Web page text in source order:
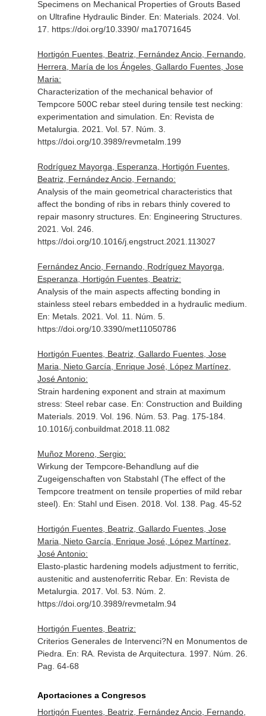
Specimens on Mechanical Properties of Grouts Based
on Ultrafine Hydraulic Binder. En: Materials. 2024. Vol.
17. https://doi.org/10.3390/ ma17071645
Hortigón Fuentes, Beatriz, Fernández Ancio, Fernando,
Herrera, María de los Ángeles, Gallardo Fuentes, Jose
Maria:
Characterization of the mechanical behavior of
Tempcore 500C rebar steel during tensile test necking:
experimentation and simulation. En: Revista de
Metalurgia . 2021. Vol. 57. Núm. 3.
https://doi.org/10.3989/revmetalm.199
Rodríguez Mayorga, Esperanza, Hortigón Fuentes,
Beatriz, Fernández Ancio, Fernando:
Analysis of the main geometrical characteristics that
affect the bonding of ribs in rebars thinly covered to
repair masonry structures. En: Engineering Structures.
2021. Vol. 246.
https://doi.org/10.1016/j.engstruct.2021.113027
Fernández Ancio, Fernando, Rodríguez Mayorga,
Esperanza, Hortigón Fuentes, Beatriz:
Analysis of the main aspects affecting bonding in
stainless steel rebars embedded in a hydraulic medium.
En: Metals. 2021. Vol. 11. Núm. 5.
https://doi.org/10.3390/met11050786
Hortigón Fuentes, Beatriz, Gallardo Fuentes, Jose
Maria, Nieto García, Enrique José, López Martínez,
José Antonio:
Strain hardening exponent and strain at maximum
stress: Steel rebar case. En: Construction and Building
Materials. 2019. Vol. 196. Núm. 53. Pag. 175-184.
10.1016/j.conbuildmat.2018.11.082
Muñoz Moreno, Sergio:
Wirkung der Tempcore-Behandlung auf die
Zugeigenschaften von Stabstahl (The effect of the
Tempcore treatment on tensile properties of mild rebar
steel). En: Stahl und Eisen . 2018. Vol. 138. Pag. 45-52
Hortigón Fuentes, Beatriz, Gallardo Fuentes, Jose
Maria, Nieto García, Enrique José, López Martínez,
José Antonio:
Elasto-plastic hardening models adjustment to ferritic,
austenitic and austenoferritic Rebar. En: Revista de
Metalurgia . 2017. Vol. 53. Núm. 2.
https://doi.org/10.3989/revmetalm.94
Hortigón Fuentes, Beatriz:
Criterios Generales de Intervenci?N en Monumentos de
Piedra. En: RA. Revista de Arquitectura . 1997. Núm. 26.
Pag. 64-68
Aportaciones a Congresos
Hortigón Fuentes, Beatriz, Fernández Ancio, Fernando,